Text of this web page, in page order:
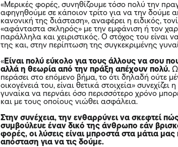
«Μερικές φορές, συνηθίζουμε τόσο πολύ την
αφηγηθούμε σε κάποιον τρίτο για να την δούμε
κανονική της διάσταση», αναφέρει η ειδικός,
«αφάνταστα σκληρός» με την εμφάνιση ή τον
παράλληλα και χειριστικός. Ο στόχος του είναι
της και, στην περίπτωση της συγκεκριμένης
«Είναι πολύ εύκολο για τους άλλους να σου
αλλά η θεωρία από την πράξη απέχουν πολύ.
περάσει στο επόμενο βήμα, το ότι δηλαδή ούτε
οικογένειά του, είναι θετικά στοιχεία»
γυναίκα να περνάει όσο περισσότερο χρόνο
και με τους οποίους νιώθει ασφάλεια.
Στην συνέχεια, την ενθαρρύνει να σκεφτεί
συμβούλευε έναν δικό της άνθρωπο εάν
φορές, οι λύσεις είναι μπροστά στα μάτια
απόσταση για να τις δούμε.